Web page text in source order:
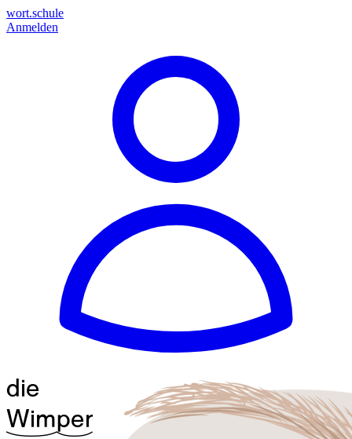
wort.schule
Anmelden
die
^26Wim^18per